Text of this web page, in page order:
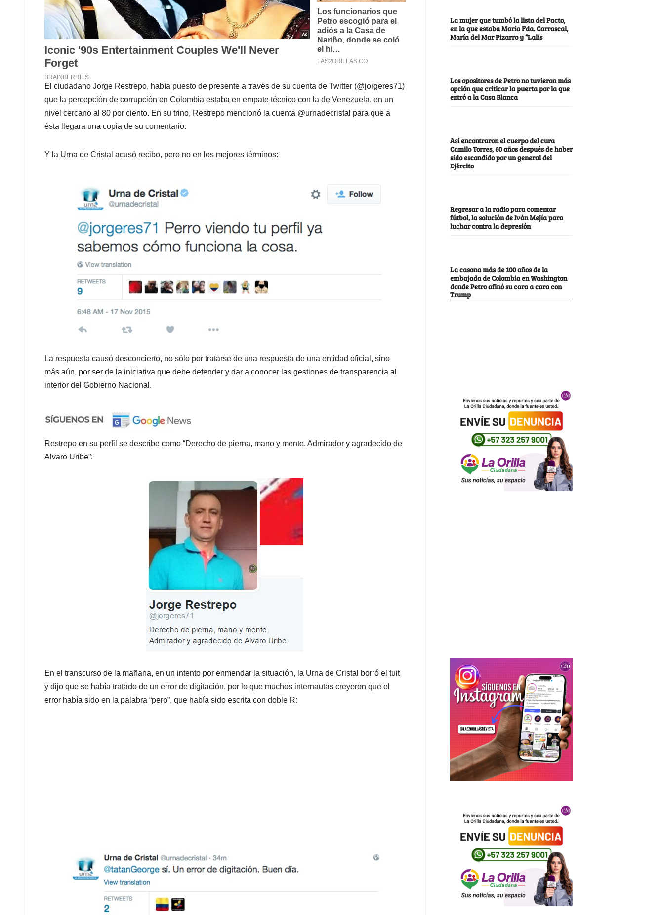
El ciudadano Jorge Restrepo, había puesto de presente a través de su cuenta de Twitter (@jorgeres71)
que la percepción de corrupción en Colombia estaba en empate técnico con la de Venezuela, en un
nivel cercano al 80 por ciento. En su trino, Restrepo mencionó la cuenta @urnadecristal para que a
ésta llegara una copia de su comentario.
Y la Urna de Cristal acusó recibo, pero no en los mejores términos:
La respuesta causó desconcierto, no sólo por tratarse de una respuesta de una entidad oficial, sino
más aún, por ser de la iniciativa que debe defender y dar a conocer las gestiones de transparencia al
interior del Gobierno Nacional.
Restrepo en su perfil se describe como “Derecho de pierna, mano y mente. Admirador y agradecido de
Alvaro Uribe”:
En el transcurso de la mañana, en un intento por enmendar la situación, la Urna de Cristal borró el tuit
y dijo que se había tratado de un error de digitación, por lo que muchos internautas creyeron que el
error había sido en la palabra “pero”, que había sido escrita con doble R:
La mujer que tumbó la lista del Pacto,
en la que estaba María Fda. Carrascal,
María del Mar Pizarro y “Lalis
Los opositores de Petro no tuvieron más
opción que criticar la puerta por la que
entró a la Casa Blanca
Así encontraron el cuerpo del cura
Camilo Torres, 60 años después de haber
sido escondido por un general del
Ejército
Regresar a la radio para comentar
fútbol, la solución de Iván Mejía para
luchar contra la depresión
La casona más de 100 años de la
embajada de Colombia en Washington
donde Petro afinó su cara a cara con
Trump